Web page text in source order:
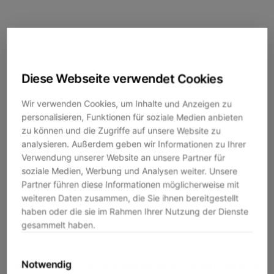
Diese Webseite verwendet Cookies
Wir verwenden Cookies, um Inhalte und Anzeigen zu
personalisieren, Funktionen für soziale Medien anbieten
zu können und die Zugriffe auf unsere Website zu
analysieren. Außerdem geben wir Informationen zu Ihrer
Verwendung unserer Website an unsere Partner für
soziale Medien, Werbung und Analysen weiter. Unsere
Partner führen diese Informationen möglicherweise mit
weiteren Daten zusammen, die Sie ihnen bereitgestellt
haben oder die sie im Rahmen Ihrer Nutzung der Dienste
gesammelt haben.
Notwendig
Application error: a